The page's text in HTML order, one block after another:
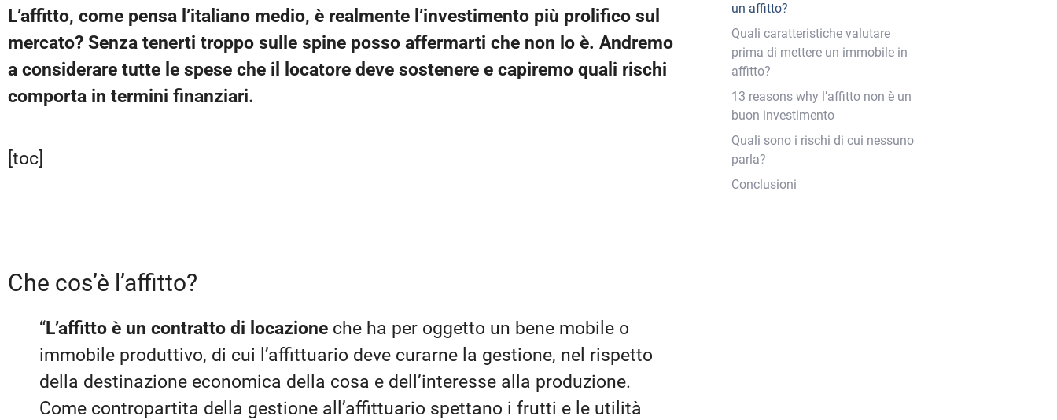
L’affitto, come pensa l’italiano medio, è realmente l’investimento più prolifico sul
mercato? Senza tenerti troppo sulle spine posso affermarti che non lo è. Andremo
a considerare tutte le spese che il locatore deve sostenere e capiremo quali rischi
comporta in termini finanziari.
[toc]
Che cos’è l’affitto?
“L’affitto è un contratto di locazione che ha per oggetto un bene mobile o
immobile produttivo, di cui l’affittuario deve curarne la gestione, nel rispetto
della destinazione economica della cosa e dell’interesse alla produzione.
Come contropartita della gestione all’affittuario spettano i frutti e le utilità
un affitto?
Quali caratteristiche valutare
prima di mettere un immobile in
affitto?
13 reasons why l’affitto non è un
buon investimento
Quali sono i rischi di cui nessuno
parla?
Conclusioni